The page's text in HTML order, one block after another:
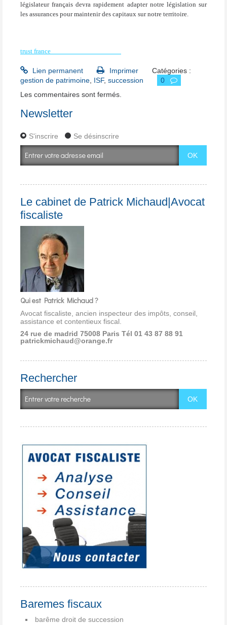
législateur français devra rapidement adapter notre législation sur
les assurances pour maintenir des capitaux sur notre territoire.
trust france
Lien permanent Imprimer
Catégories :
gestion de patrimoine ISF, succession
0
Les commentaires sont fermés.
Newsletter
S'inscrire Se désinscrire
Le cabinet de Patrick Michaud|Avocat
fiscaliste
Qui est Patrick Michaud ?
Avocat fiscaliste, ancien inspecteur des impôts, conseil,
assistance et contentieux fiscal.
24 rue de madrid 75008 Paris Tél 01 43 87 88 91
patrickmichaud@orange.fr
Rechercher
Baremes fiscaux
barême droit de succession